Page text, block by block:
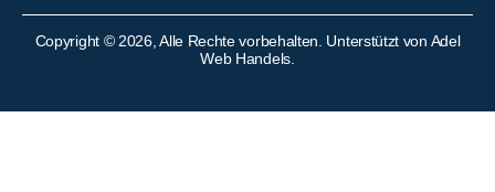
Copyright © 2026, Alle Rechte vorbehalten. Unterstützt von Adel
Web Handels.